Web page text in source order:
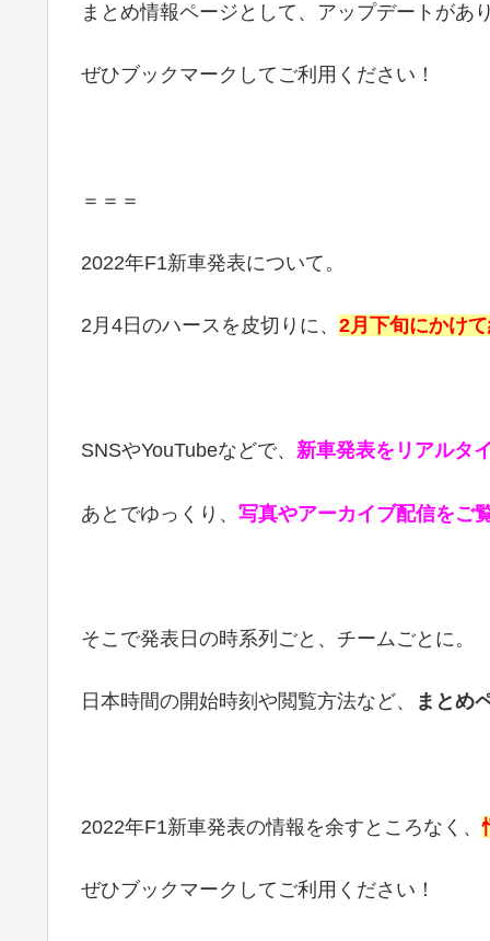
まとめ情報ページとして、アップデートがあ
ぜひブックマークしてご利用ください！
＝＝＝
2022年F1新車発表について。
2月4日のハースを皮切りに、 2月下旬にかけ
SNSやYouTubeなどで、 新車発表をリアルタ
あとでゆっくり、 写真やアーカイブ配信をご
そこで発表日の時系列ごと、チームごとに。
日本時間の開始時刻や閲覧方法など、 まとめ
2022年F1新車発表の情報を余すところなく、
ぜひブックマークしてご利用ください！